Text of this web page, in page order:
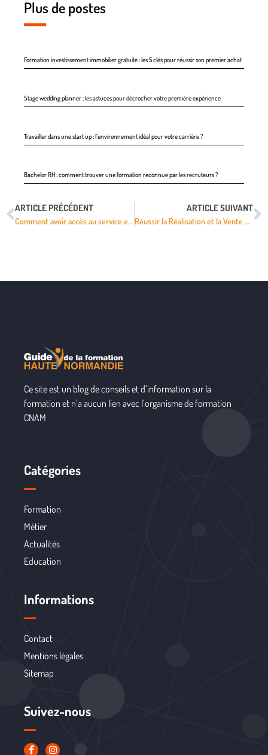
Plus de postes
Formation investissement immobilier gratuite : les 5 clés pour réussir son premier achat
Stage wedding planner : les astuces pour décrocher votre première expérience
Travailler dans une start up : l’environnement idéal pour votre carrière ?
Bachelor RH : comment trouver une formation reconnue par les recruteurs ?
ARTICLE PRÉCÉDENT
Comment avoir accès au service en ligne des examens ?
ARTICLE SUIVANT
Réussir la Réalisation et la Vente de Vidéos de Formation en Ligne : Techniques, Montage et Stratégies
Ce site est un blog de conseils et d’information sur la
formation et n’a aucun lien avec l’organisme de formation
CNAM
Catégories
Formation
Métier
Actualités
Education
Informations
Contact
Mentions légales
Sitemap
Suivez-nous